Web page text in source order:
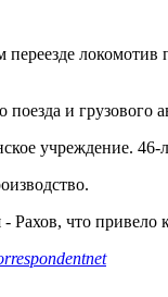
локомотив
и грузового
учреждение.
- Рахов, что